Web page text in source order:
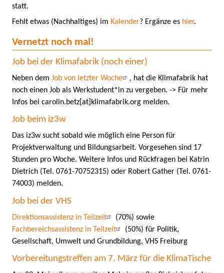
statt.
Fehlt etwas (Nachhaltiges) im Kalender? Ergänze es hier.
Vernetzt noch mal!
Job bei der Klimafabrik (noch einer)
Neben dem Job von letzter Woche
, hat die Klimafabrik hat
noch einen Job als Werkstudent*in zu vergeben. -> Für mehr
Infos bei carolin.betz[at]klimafabrik.org melden.
Job beim iz3w
Das iz3w sucht sobald wie möglich eine Person für
Projektverwaltung und Bildungsarbeit. Vorgesehen sind 17
Stunden pro Woche. Weitere Infos und Rückfragen bei Katrin
Dietrich (Tel. 0761-70752315) oder Robert Gather (Tel. 0761-
74003) melden.
Job bei der VHS
Direktionsassistenz in Teilzeit
(70%) sowie
Fachbereichsassistenz in Teilzeit
(50%) für Politik,
Gesellschaft, Umwelt und Grundbildung, VHS Freiburg
Vorbereitungstreffen am 7. März für die KlimaTische